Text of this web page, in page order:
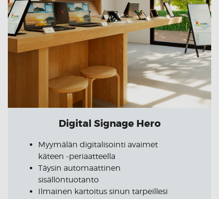
Digital Signage Hero
Myymälän digitalisointi avaimet
käteen -periaatteella
Täysin automaattinen
sisällöntuotanto
Ilmainen kartoitus sinun tarpeillesi